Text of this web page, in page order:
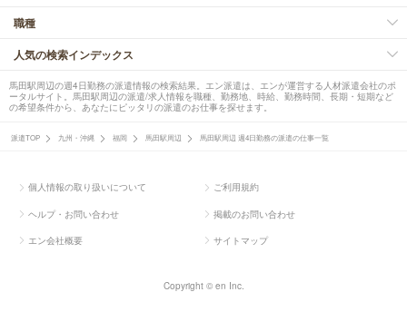
職種
人気の検索インデックス
馬田駅周辺の週4日勤務の派遣情報の検索結果。エン派遣は、エンが運営する人材派遣会社のポ
ータルサイト。馬田駅周辺の派遣/求人情報を職種、勤務地、時給、勤務時間、長期・短期など
の希望条件から、あなたにピッタリの派遣のお仕事を探せます。
派遣TOP 九州・沖縄 福岡 馬田駅周辺 馬田駅周辺 週4日勤務の派遣の仕事一覧
個人情報の取り扱いについて ご利用規約
ヘルプ・お問い合わせ 掲載のお問い合わせ
エン会社概要 サイトマップ
Copyright © en Inc.